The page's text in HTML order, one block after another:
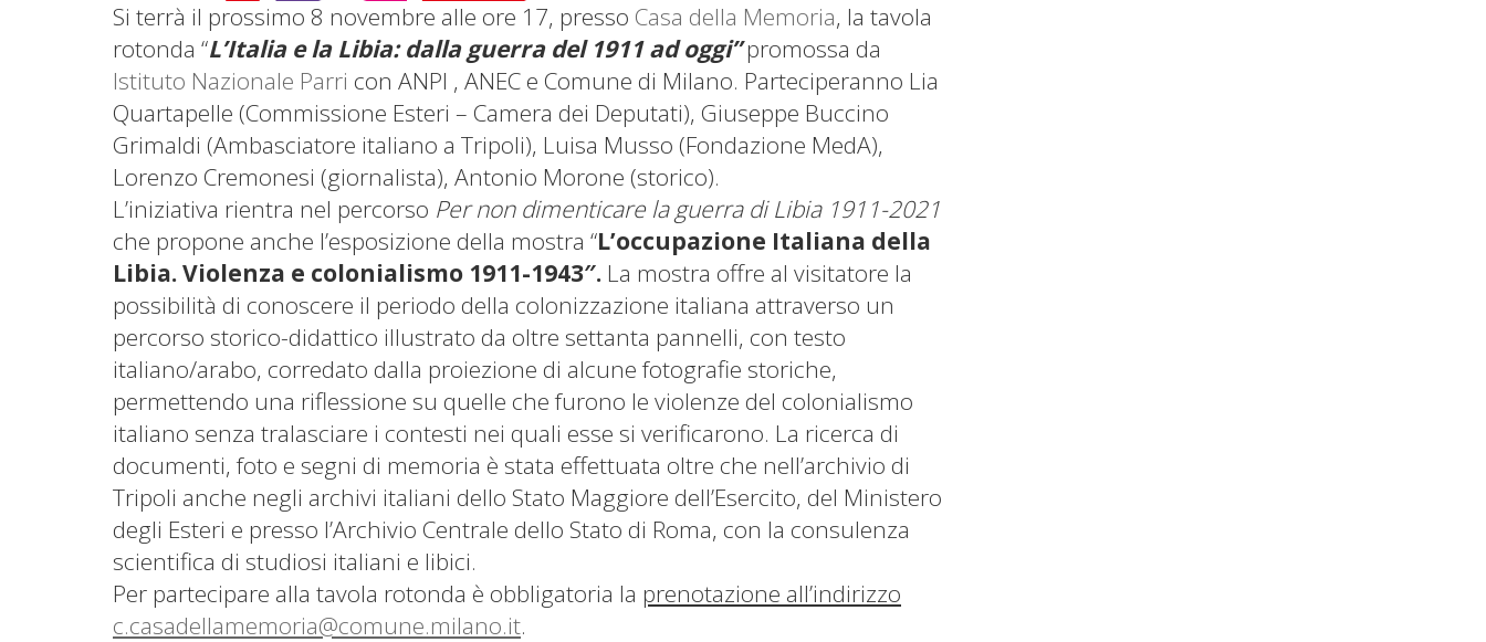
Si terrà il prossimo 8 novembre alle ore 17, presso Casa della Memoria, la tavola
rotonda “L’Italia e la Libia: dalla guerra del 1911 ad oggi”promossa da
Istituto Nazionale Parri con ANPI , ANEC e Comune di Milano. Parteciperanno Lia
Quartapelle (Commissione Esteri – Camera dei Deputati), Giuseppe Buccino
Grimaldi (Ambasciatore italiano a Tripoli), Luisa Musso (Fondazione MedA),
Lorenzo Cremonesi (giornalista), Antonio Morone (storico).
L’iniziativa rientra nel percorso Per non dimenticare la guerra di Libia 1911-2021
che propone anche l’esposizione della mostra “L’occupazione Italiana della
Libia. Violenza e colonialismo 1911-1943″. La mostra offre al visitatore la
possibilità di conoscere il periodo della colonizzazione italiana attraverso un
percorso storico-didattico illustrato da oltre settanta pannelli, con testo
italiano/arabo, corredato dalla proiezione di alcune fotografie storiche,
permettendo una riflessione su quelle che furono le violenze del colonialismo
italiano senza tralasciare i contesti nei quali esse si verificarono. La ricerca di
documenti, foto e segni di memoria è stata effettuata oltre che nell’archivio di
Tripoli anche negli archivi italiani dello Stato Maggiore dell’Esercito, del Ministero
degli Esteri e presso l’Archivio Centrale dello Stato di Roma, con la consulenza
scientifica di studiosi italiani e libici.
Per partecipare alla tavola rotonda è obbligatoria la prenotazione all’indirizzo
c.casadellamemoria@comune.milano.it.